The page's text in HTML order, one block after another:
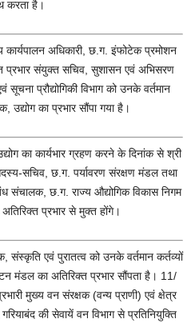
करता है।
अधिकारी, छ.ग. इंफोटेक प्रमोशन
प्रभार संयुक्त सचिव, सुशासन एवं अभिसरण
प्रौद्योगिकी विभाग को उनके वर्तमान
उद्योग का प्रभार सौंपा गया है।
का कार्यभार ग्रहण करने के दिनांक से श्री
सचिव, छ.ग. पर्यावरण संरक्षण मंडल तथा
संचालक, छ.ग. राज्य औद्योगिक विकास निगम
प्रभार से मुक्त होंगे।
एवं पुरातत्व को उनके वर्तमान कर्तव्यों
मंडल का अतिरिक्त प्रभार सौंपता है। 11/
मुख्य वन संरक्षक (वन्य प्राणी) एवं क्षेत्र
की सेवायें वन विभाग से प्रतिनियुक्ति